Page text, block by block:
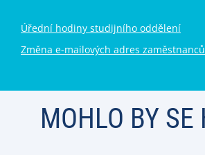
Úřední hodiny studijního oddělení
Změna e-mailových adres zaměstnanců
MOHLO BY SE